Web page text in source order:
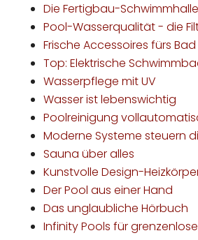
Die Fertigbau-Schwimmhalle
Pool-Wasserqualität - die
Frische Accessoires fürs Bad
Top: Elektrische
Wasserpflege mit UV
Wasser ist lebenswichtig
Poolreinigung
Moderne Systeme steuern
Sauna über alles
Kunstvolle Design-
Der Pool aus einer Hand
Das unglaubliche Hörbuch
Infinity Pools für